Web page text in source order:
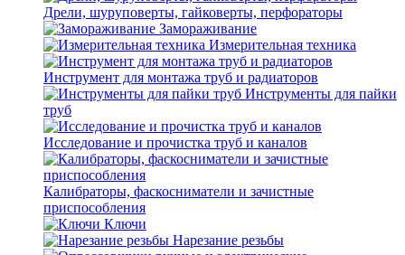
Дрели, шуруповерты, гайковерты, перфораторы
Замораживание
Измерительная техника
Инструмент для монтажа труб и радиаторов
Инструменты для пайки
труб
Исследование и прочистка труб и каналов
Калибраторы, фаскосниматели и зачистные
приспособления
Ключи
Нарезание резьбы